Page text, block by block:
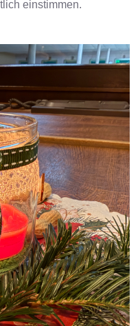
einstimmen.